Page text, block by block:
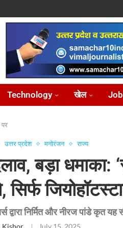
Technology खेल
पर
उत्तर प्रदेश मनोरंजन राज्य
बड़ा
द्वारा निर्मित और नीरज पांडे कृत
Kishor July 15, 2025